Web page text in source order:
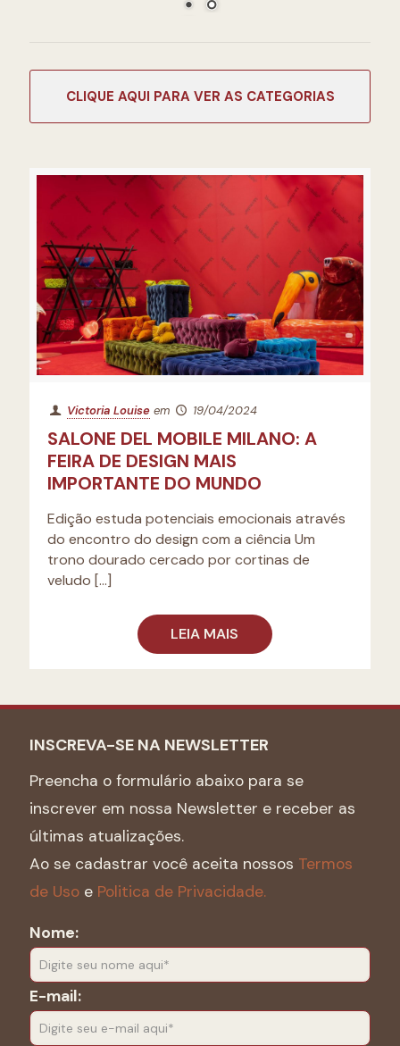
Victoria Louise em 19/04/2024
SALONE DEL MOBILE MILANO: A
FEIRA DE DESIGN MAIS
IMPORTANTE DO MUNDO
Edição estuda potenciais emocionais através
do encontro do design com a ciência Um
trono dourado cercado por cortinas de
veludo […]
LEIA MAIS
CATEGORIAS
INSCREVA-SE NA NEWSLETTER
Preencha o formulário abaixo para se
inscrever em nossa Newsletter e receber as
últimas atualizações.
Ao se cadastrar você aceita nossos Termos
de Uso e Politica de Privacidade.
Nome:
E-mail: